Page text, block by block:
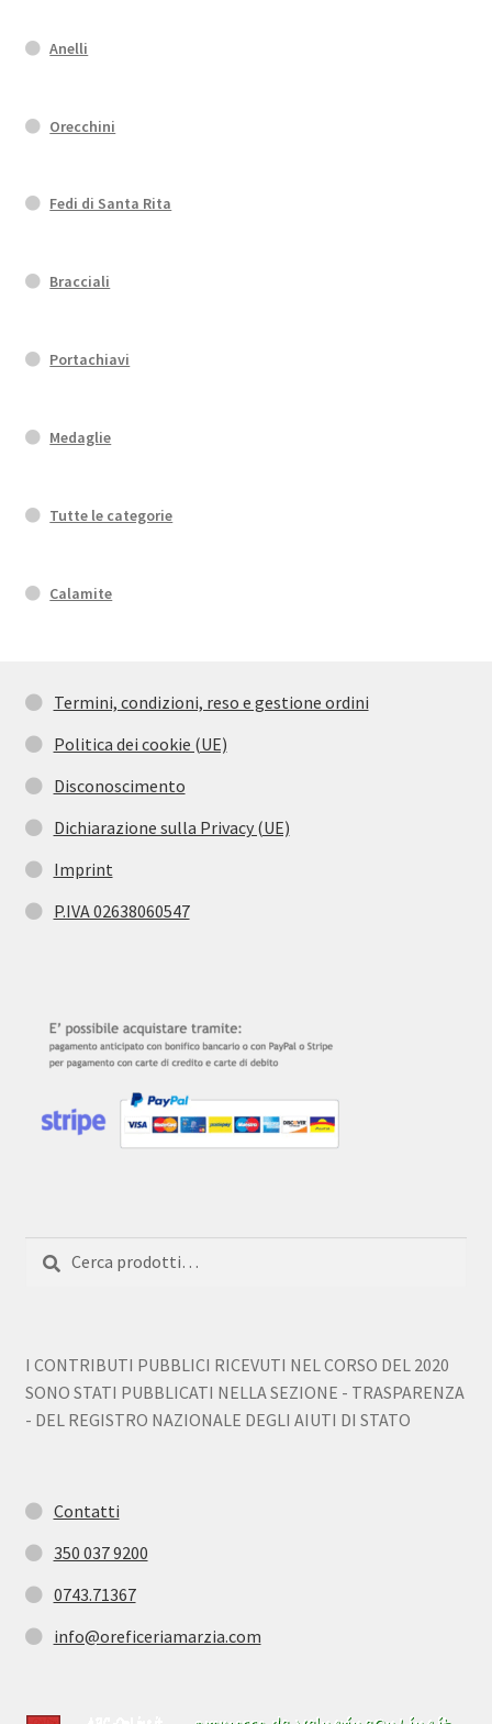
Anelli
Orecchini
Fedi di Santa Rita
Bracciali
Portachiavi
Medaglie
Tutte le categorie
Calamite
Termini, condizioni, reso e gestione ordini
Politica dei cookie (UE)
Disconoscimento
Dichiarazione sulla Privacy (UE)
Imprint
P.IVA 02638060547
Cerca:
Cerca
I CONTRIBUTI PUBBLICI RICEVUTI NEL CORSO DEL 2020
SONO STATI PUBBLICATI NELLA SEZIONE - TRASPARENZA
- DEL REGISTRO NAZIONALE DEGLI AIUTI DI STATO
Contatti
350 037 9200
0743.71367
info@oreficeriamarzia.com